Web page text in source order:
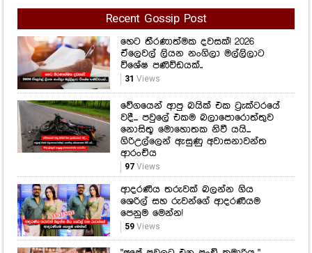
Recent Gossip Post
හෙට තීරණාත්මක දවසක්! 2026
ඒලෙවල් ලියන නංගිලා මල්ලිලාට
විශේෂ පණිවිඩයක්..
31 Views
වේගයෙන් ආපු බයික් එක ට්‍රැක්ටරයේ
වදී... පවුලේ එකම බලාපොරොත්තුව
නොසිතූ මොහොතක නිවී යයි...
ගිරිඋල්ලෙන් ඇසුණු අවාසනාවන්ත
ආරංචිය
97Views
ආදරණීය තරුවක් බලන්න ගිය
ශෙරිල් සහ රුවන්ගේ ආදරණීයම
පෙනුම මෙන්න!
59Views